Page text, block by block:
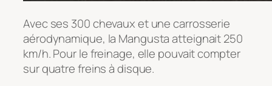
Avec ses 300 chevaux et une carrosserie
aérodynamique, la Mangusta atteignait 250
km/h. Pour le freinage, elle pouvait compter
sur quatre freins à disque.